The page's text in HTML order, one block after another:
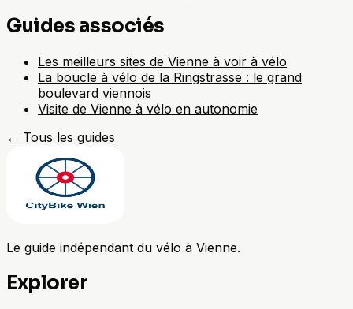
Guides associés
Les meilleurs sites de Vienne à voir à vélo
La boucle à vélo de la Ringstrasse : le grand
boulevard viennois
Visite de Vienne à vélo en autonomie
← Tous les guides
Le guide indépendant du vélo à Vienne.
Explorer